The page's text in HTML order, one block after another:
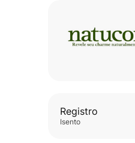
Registro
isento